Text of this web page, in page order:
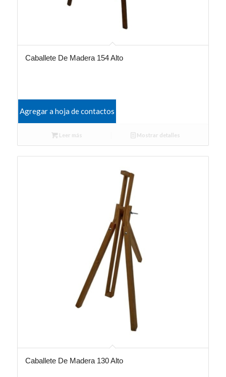
Caballete De Madera 154 Alto
Agregar a hoja de contactos
Leer más Mostrar detalles
Caballete De Madera 130 Alto